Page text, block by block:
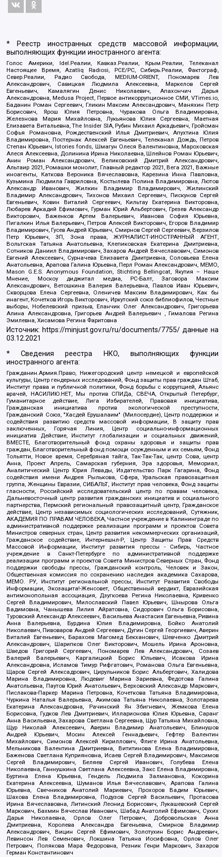
* Реестр иностранных средств массовой информации,
выполняющих функции иностранного агента:
Голос Америки, Idel.Реалии, Кавказ.Реалии, Крым.Реалии, Телеканал
Настоящее Время, Azatliq Radiosi, PCE/PC, Сибирь.Реалии, Фактограф,
Север.Реалии, Радио Свобода, MEDIUM-ORIENT, Пономарев Лев
Александрович, Савицкая Людмила Алексеевна, Маркелов Сергей
Евгеньевич, Камалягин Денис Николаевич, Апахончич Дарья
Александровна, Medusa Project, Первое антикоррупционное СМИ, VTimes.io,
Баданин Роман Сергеевич, Гликин Максим Александрович, Маняхин Петр
Борисович, Ярош Юлия Петровна, Чуракова Ольга Владимировна,
Железнова Мария Михайловна, Лукьянова Юлия Сергеевна, Маетная
Елизавета Витальевна, The Insider SIA, Рубин Михаил Аркадьевич, Гройсман
Софья Романовна, Рождественский Илья Дмитриевич, Апухтина Юлия
Владимировна, Постернак Алексей Евгеньевич, Телеканал Дождь, Петров
Степан Юрьевич, Istories fonds, Шмагун Олеся Валентиновна, Мароховская
Алеся Алексеевна, Долинина Ирина Николаевна, Шлейнов Роман Юрьевич,
Анин Роман Александрович, Великовский Дмитрий Александрович,
Альтаир 2021, Ромашки монолит, Главный редактор 2021, Вега 2021, Важные
иноагенты, Каткова Вероника Вячеславовна, Карезина Инна Павловна,
Кузьмина Людмила Гавриловна, Костылева Полина Владимировна, Лютов
Александр Иванович, Жилкин Владимир Владимирович, Жилинский
Владимир Александрович, Тихонов Михаил Сергеевич, Пискунов Сергей
Евгеньевич, Ковин Виталий Сергеевич, Кильтау Екатерина Викторовна,
Любарев Аркадий Ефимович, Гурман Юрий Альбертович, Грезев Александр
Викторович, Важенков Артем Валерьевич, Иванова София Юрьевна,
Пигалкин Илья Валерьевич, Петров Алексей Викторович, Егоров Владимир
Владимирович, Гусев Андрей Юрьевич, Смирнов Сергей Сергеевич, Верзилов
Петр Юрьевич, ЗП, Зона права, ЖУРНАЛИСТ-ИНОСТРАННЫЙ АГЕНТ,
Вольтская Татьяна Анатольевна, Клепиковская Екатерина Дмитриевна,
Сотников Даниил Владимирович, Захаров Андрей Вячеславович, Симонов
Евгений Алексеевич, Сурначева Елизавета Дмитриевна, Соловьева Елена
Анатольевна, Арапова Галина Юрьевна, Перл Роман Александрович, МЕМО,
Mason G.E.S. Anonymous Foundation, Stichting Bellingcat, Якутия – Наше
Мнение, Москоу диджитал медиа, РС-Балт, Заговора Максим
Александрович, Ветошкина Валерия Валерьевна, Павлов Иван Юрьевич,
Скворцова Елена Сергеевна, Оленичев Максим Владимирович, Как бы
инагент, Кочетков Игорь Викторович, Иркутский союз библиофилов, Честные
выборы, Нобелевский призыв, Еланчик Олег Александрович, Григорьева
Алина Александровна, Григорьев Андрей Валерьевич , Гималова Регина
Эмилевна, Хисамова Регина Фаритовна
Источник: https://minjust.gov.ru/ru/documents/7755/ данные на
03.12.2021
* Сведения реестра НКО, выполняющих функции
иностранного агента:
Гражданин.Армия.Право, Нижегородский центр немецкой и европейской
культуры, Центр гендерных исследований, Фонд защиты прав граждан Штаб,
Институт права и публичной политики, Фонд борьбы с коррупцией, Альянс
врачей, НАСИЛИЮ.НЕТ, Мы против СПИДа, СВЕЧА, Открытый Петербург,
Гуманитарное действие, Лига Избирателей, Правовая инициатива,
Гражданская инициатива против экологической преступности,
Гражданский Союз, "Хасдей Ерушалаим" (Милосердие), Центр поддержки и
содействия развитию средств массовой информации, В защиту прав
заключенных, Горячая Линия, Центр социально-информационных
инициатив Действие, Институт глобализации и социальных движений,
ВМЕСТЕ, Благотворительный фонд охраны здоровья и защиты прав
граждан, Благотворительный фонд помощи осужденным и их семьям, Фонд
Тольятти, Новое время, Серебряная тайга, Так-Так-Так, центр Сова, центр
Анна, Проект Апрель, Самарская губерния, Эра здоровья, Мемориал,
Аналитический Центр Юрия Левады, Издательство Парк Гагарина, Фонд
содействия имени Андрея Рылькова, Сфера, Уральская правозащитная
группа, Женщины Евразии, СИБАЛЬТ, Институт прав человека, Фонд защиты
гласности, Российский исследовательский центр по правам человека,
Дальневосточный центр развития гражданских инициатив и социального
партнерства, Пермский региональный правозащитный центр, Гражданское
действие, Центр независимых социологических исследований, Сутяжник,
АКАДЕМИЯ ПО ПРАВАМ ЧЕЛОВЕКА, Частное учреждение в Калининграде по
административной поддержке реализации программ и проектов Совета
Министров северных стран, Центр развития некоммерческих организаций,
Гражданское содействие, Интернешнл-Р, Центр Защиты Прав Средств
Массовой Информации, Институт развития прессы - Сибирь, Частное
учреждение в Санкт-Петербурге по административной поддержке
реализации программ и проектов Совета Министров Северных Стран, Фонд
поддержки свободы прессы, Гражданский контроль, Человек и Закон,
Общественная комиссия по сохранению наследия академика Сахарова,
МЕМО. РУ, Институт региональной прессы, Институт Развития Свободы
Информации, Экозащита!-Женсовет, Общественный вердикт, Евразийская
антимонопольная ассоциация, Дзугкоева Регина Николаевна, Кривенко
Сергей Владимирович, Милославский Павел Юрьевич, Шнырова Ольга
Вадимовна, Чанышева Лилия Айратовна, Сидорович Ольга Борисовна,
Туровский Александр Алексеевич, Васильева Анастасия Евгеньевна, Ривина
Анна Валерьевна, Бурдина Юлия Владимировна, Бойко Анатолий
Николаевич, Пивоваров Андрей Сергеевич, Дугин Сергей Георгиевич, Аверин
Виталий Евгеньевич, Барахоев Магомед Бекханович, Шевченко Дмитрий
Александрович, Шарипков Олег Викторович, Мошель Ирина Ароновна,
Шведов Григорий Сергеевич, Пономарев Лев Александрович, Созаев
Валерий Валерьевич, Каргалицкий Борис Юльевич, Исакова Ирина
Александровна, Исламов Тимур Рифгатович, Романова Ольга Евгеньевна,
Щаров Сергей Алексадрович, Цирульников Борис Альбертович, Халидова
Марина Владимировна, Людевиг Марина Зариевна, Федотова Галина
Анатольевна, Паутов Юрий Анатольевич, Верховский Александр Маркович,
Пислакова-Паркер Марина Петровна, Кочеткова Татьяна Владимировна,
Чуркина Наталья Валерьевна, Акимова Татьяна Николаевна, Золотарева
Екатерина Александровна, Рачинский Ян Збигневич, Жемкова Елена
Борисовна, Гудков Лев Дмитриевич, Илларионова Юлия Юрьевна, Саранг
Анна Васильевна, Захарова Светлана Сергеевна, Щур Татьяна Михайловна,
Щур Николай Алексеевич, Аверин Владимир Анатольевич, Блинушов
Андрей Юрьевич, Мосин Алексей Геннадьевич, Гефтер Валентин
Михайлович, Симонов Алексей Кириллович, Флиге Ирина Анатольевна,
Мельникова Валентина Дмитриевна, Вититинова Елена Владимировна,
Баженова Светлана Куприяновна, Исаев Сергей Владимирович, Максимов
Сергей Владимирович, Беляев Сергей Иванович, Голубева Елена
Николаевна, Ганнушкина Светлана Алексеевна, Закс Елена Владимировна,
Буртина Елена Юрьевна, Гендель Людмила Залмановна, Кокорина
Екатерина Алексеевна, Шуманов Илья Вячеславович, Арапова Галина
Юрьевна, Свечников Анатолий Мариевич, Прохоров Вадим Юрьевич,
Шахова Елена Владимировна, Подузов Сергей Васильевич, Протасова
Ирина Вячеславовна, Литинский Леонид Борисович, Лукашевский Сергей
Маркович, Бахмин Вячеслав Иванович, Шабад Анатолий Ефимович, Сухих
Дарья Николаевна, Орлов Олег Петрович, Добровольская Анна
Дмитриевна, Королева Александра Евгеньевна, Смирнов Владимир
Александрович, Вицин Сергей Ефимович, Золотухин Борис Андреевич,
Левинсон Лев Семенович, Локшина Татьяна Иосифовна, Орлов Олег
Петрович, Полякова Мара Федоровна, Резник Генри Маркович, Захаров
Герман Константинович